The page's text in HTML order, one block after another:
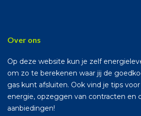
Over ons
Op deze website kun je zelf
om zo te berekenen waar jij de
gas kunt afsluiten. Ook vind je tips
energie, opzeggen van contracten en
aanbiedingen!